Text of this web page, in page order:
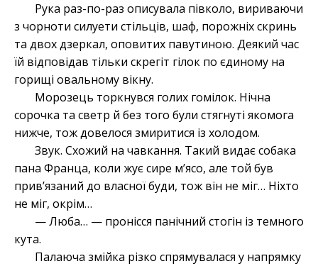
Рука раз-по-раз описувала півколо, вириваючи
з чорноти силуети стільців, шаф, порожніх скринь
та двох дзеркал, оповитих павутиною. Деякий час
їй відповідав тільки скрегіт гілок по єдиному на
горищі овальному вікну.
Морозець торкнувся голих гомілок. Нічна
сорочка та светр й без того були стягнуті якомога
нижче, тож довелося змиритися із холодом.
Звук. Схожий на чавкання. Такий видає собака
пана Франца, коли жує сире м’ясо, але той був
прив’язаний до власної буди, тож він не міг… Ніхто
не міг, окрім…
— Люба… — пронісся панічний стогін із темного
кута.
Палаюча змійка різко спрямувалася у напрямку